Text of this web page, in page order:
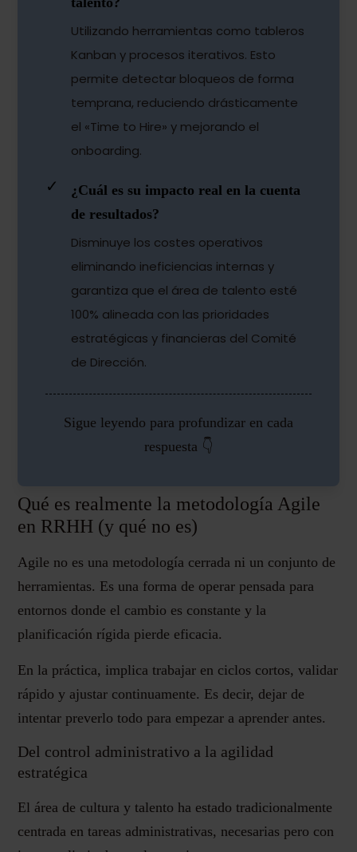
Utilizando herramientas como tableros
Kanban y procesos iterativos. Esto
permite detectar bloqueos de forma
temprana, reduciendo drásticamente
el «Time to Hire» y mejorando el
onboarding.
✓
¿Cuál es su impacto real en la cuenta
de resultados?
Disminuye los costes operativos
eliminando ineficiencias internas y
garantiza que el área de talento esté
100% alineada con las prioridades
estratégicas y financieras del Comité
de Dirección.
Sigue leyendo para profundizar en cada
respuesta 👇
Qué es realmente la metodología Agile
en RRHH (y qué no es)
Agile no es una metodología cerrada ni un conjunto de
herramientas. Es una forma de operar pensada para
entornos donde el cambio es constante y la
planificación rígida pierde eficacia.
En la práctica, implica trabajar en ciclos cortos, validar
rápido y ajustar continuamente. Es decir, dejar de
intentar preverlo todo para empezar a aprender antes.
Del control administrativo a la agilidad
estratégica
El área de cultura y talento ha estado tradicionalmente
centrada en tareas administrativas, necesarias pero con